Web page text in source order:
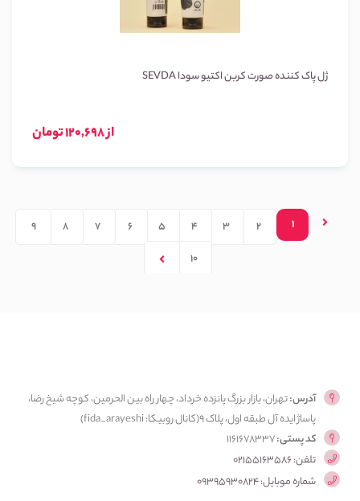
ژل پاک کننده صورت کربن اکتیو سودا SEVDA
از 120,698 تومان
1
2
3
4
5
6
7
8
9
10
آدرس:تهران، بازار بزرگ پانزده خرداد، چهار راه بین الحرمین، کوچه شیخ رضا،
پاساژ ایده آل طبقه اول، پلاک ۹(کانال روبیکا: fida_arayeshi)
کد پستی:1161678337
تلفن: 02155163586
شماره موبایل: 09395930824